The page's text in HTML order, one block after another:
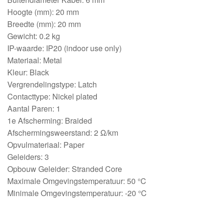
Hoogte (mm): 20 mm
Breedte (mm): 20 mm
Gewicht: 0.2 kg
IP-waarde: IP20 (indoor use only)
Materiaal: Metal
Kleur: Black
Vergrendelingstype: Latch
Contacttype: Nickel plated
Aantal Paren: 1
1e Afscherming: Braided
Afschermingsweerstand: 2 Ω/km
Opvulmateriaal: Paper
Geleiders: 3
Opbouw Geleider: Stranded Core
Maximale Omgevingstemperatuur: 50 °C
Minimale Omgevingstemperatuur: -20 °C